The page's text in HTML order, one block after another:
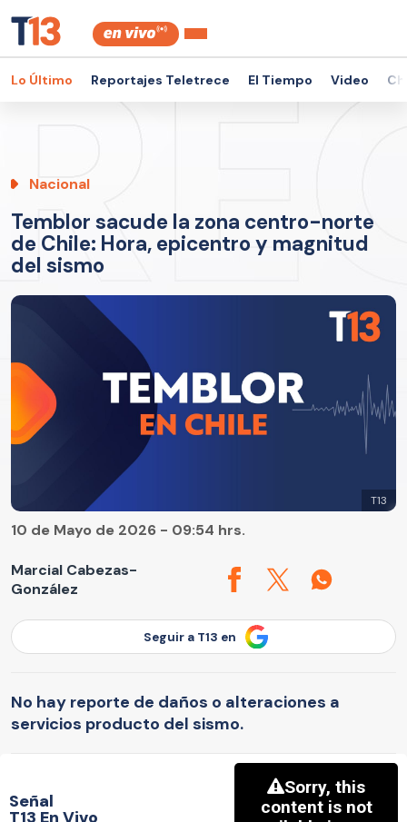
Lo Último Reportajes Teletrece El Tiempo Video
Nacional
Temblor sacude la zona centro-norte
de Chile: Hora, epicentro y magnitud
del sismo
T13
Marcial Cabezas-
González
10 de Mayo de 2026 - 09:54 hrs.
Seguir a T13 en
No hay reporte de daños o alteraciones a
servicios producto del sismo.
Señal
T13 En Vivo